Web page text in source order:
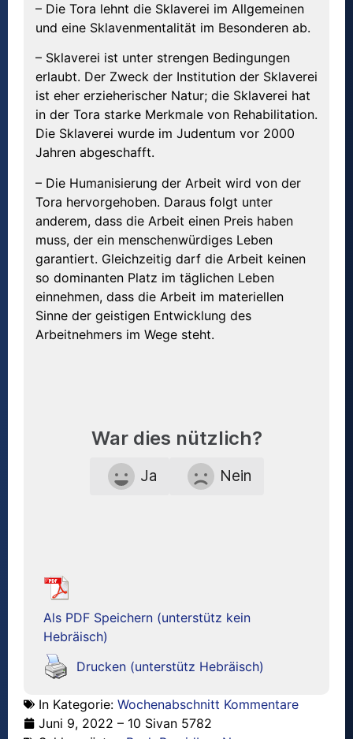
– Die Tora lehnt die Sklaverei im Allgemeinen
und eine Sklavenmentalität im Besonderen ab.
– Sklaverei ist unter strengen Bedingungen
erlaubt. Der Zweck der Institution der Sklaverei
ist eher erzieherischer Natur; die Sklaverei hat
in der Tora starke Merkmale von Rehabilitation.
Die Sklaverei wurde im Judentum vor 2000
Jahren abgeschafft.
– Die Humanisierung der Arbeit wird von der
Tora hervorgehoben. Daraus folgt unter
anderem, dass die Arbeit einen Preis haben
muss, der ein menschenwürdiges Leben
garantiert. Gleichzeitig darf die Arbeit keinen
so dominanten Platz im täglichen Leben
einnehmen, dass die Arbeit im materiellen
Sinne der geistigen Entwicklung des
Arbeitnehmers im Wege steht.
War dies nützlich?
Ja Nein
Als PDF Speichern (unterstütz kein
Hebräisch)
Drucken (unterstütz Hebräisch)
In Kategorie: Wochenabschnitt Kommentare
Juni 9, 2022 – 10 Sivan 5782